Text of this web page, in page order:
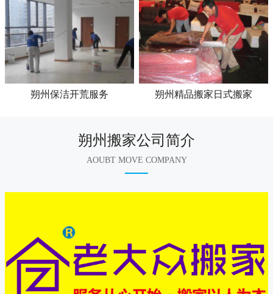
朔州保洁开荒服务 朔州精品搬家日式搬家
朔州搬家公司简介
AOUBT MOVE COMPANY